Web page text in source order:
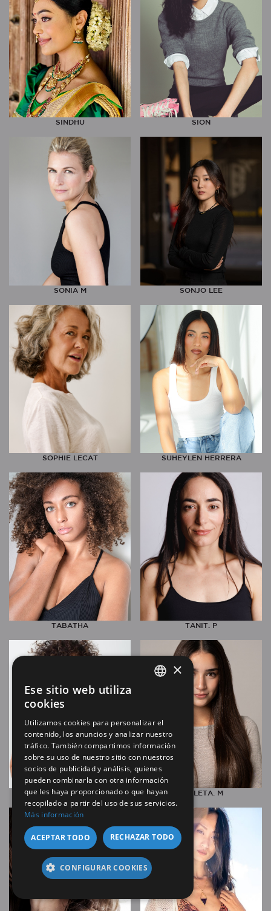
SINDHU SION
SONIA M SONJO LEE
SOPHIE LECAT SUHEYLEN HERRERA
TABATHA TANIT. P
TATI VIOLETA. M
×
Ese sitio web utiliza
cookies
Utilizamos cookies para personalizar el
contenido, los anuncios y analizar nuestro
tráfico. También compartimos información
sobre su uso de nuestro sitio con nuestros
socios de publicidad y análisis, quienes
pueden combinarla con otra información
que les haya proporcionado o que hayan
recopilado a partir del uso de sus servicios.
Más información
ACEPTAR TODO RECHAZAR TODO
CONFIGURAR COOKIES